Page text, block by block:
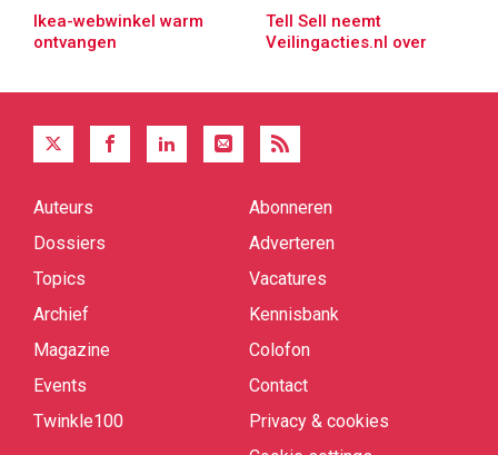
Ikea-webwinkel warm
ontvangen
Tell Sell neemt
Veilingacties.nl over
Quick
Auteurs
Dossiers
Topics
Archief
Magazine
Events
Twinkle100
Abonneren
Adverteren
Vacatures
Kennisbank
Colofon
Contact
Privacy & cookies